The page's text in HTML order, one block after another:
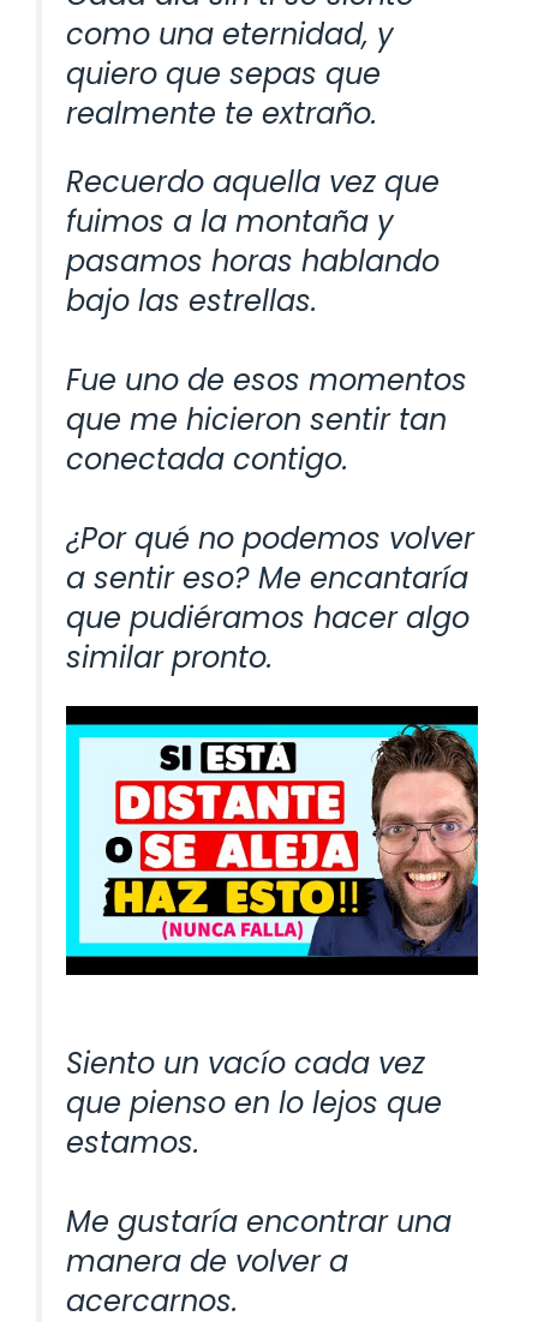
como una eternidad, y
quiero que sepas que
realmente te extraño.
Recuerdo aquella vez que
fuimos a la montaña y
pasamos horas hablando
bajo las estrellas.
Fue uno de esos momentos
que me hicieron sentir tan
conectada contigo.
¿Por qué no podemos volver
a sentir eso? Me encantaría
que pudiéramos hacer algo
similar pronto.
Siento un vacío cada vez
que pienso en lo lejos que
estamos.
Me gustaría encontrar una
manera de volver a
acercarnos.